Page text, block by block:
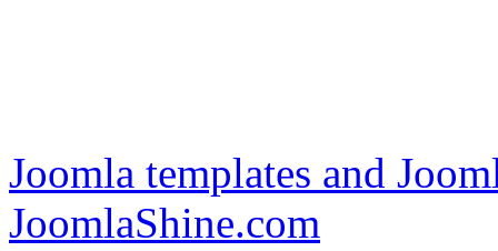
Joomla templates and
JoomlaShine.com